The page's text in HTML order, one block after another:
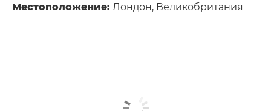
Местоположение: Лондон, Великобритания